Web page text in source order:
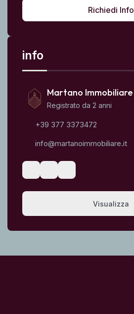
Richiedi Info
info
Martano Immobiliare
Registrato da 2 anni
+39 377 3373472
info@martanoimmobiliare.it
Visualizza